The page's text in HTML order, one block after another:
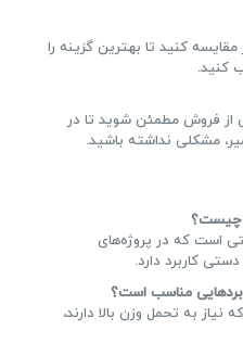
کنید تا بهترین گزینه را
کنید.
از فروش مطمئن شوید تا در
مشکلی نداشته باشید.
چیست؟
است که در پروژه‌های
کاربرد دارد.
مناسب است؟
نیاز به تحمل وزن بالا دارند،